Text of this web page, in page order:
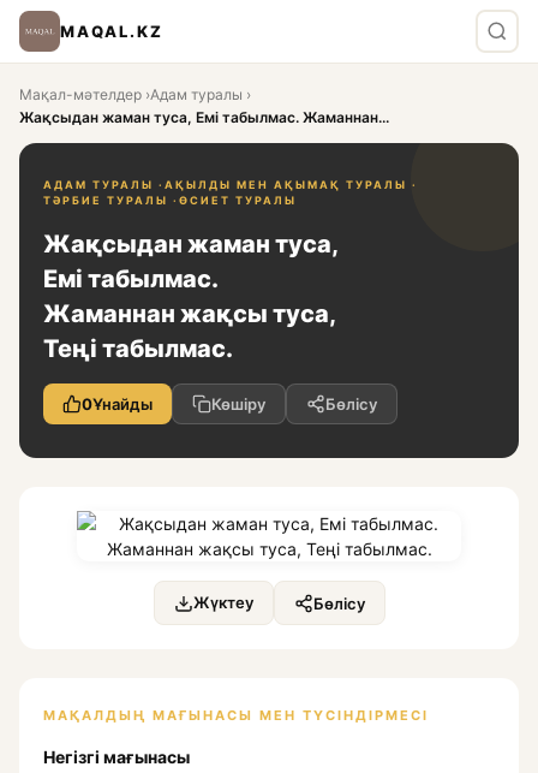
MAQAL.KZ
Мақал-мәтелдер ›Адам туралы ›
Жақсыдан жаман туса, Емі табылмас. Жаманнан...
АДАМ ТУРАЛЫ · АҚЫЛДЫ МЕН АҚЫМАҚ ТУРАЛЫ ·
ТӘРБИЕ ТУРАЛЫ · ӨСИЕТ ТУРАЛЫ
Жақсыдан жаман туса,
Емі табылмас.
Жаманнан жақсы туса,
Теңі табылмас.
0Ұнайды Көшіру Бөлісу
Жүктеу Бөлісу
МАҚАЛДЫҢ МАҒЫНАСЫ МЕН ТҮСІНДІРМЕСІ
Негізгі мағынасы